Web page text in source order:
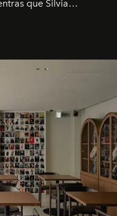
que Silvia